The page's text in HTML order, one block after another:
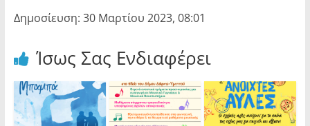
Δημοσίευση: 30 Μαρτίου 2023, 08:01
Ίσως Σας Ενδιαφέρει